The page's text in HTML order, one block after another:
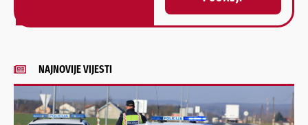
Alternative:
NAJNOVIJE VIJESTI